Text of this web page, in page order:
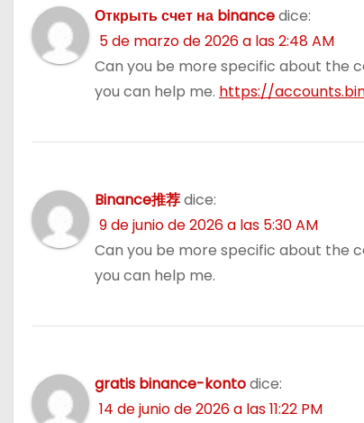
Открыть счет на binancedice:
5 de marzo de 2026 a las 2:48 AM
Can you be more specific about the
you can help me. https://
Binance推荐dice:
9 de junio de 2026 a las 5:30 AM
Can you be more specific about the
you can help me.
gratis binance-kontodice:
14 de junio de 2026 a las 11:22 PM